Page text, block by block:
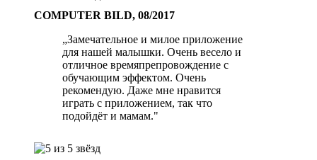
COMPUTER BILD, 08/2017
„Замечательное и милое приложение
для нашей малышки. Очень весело и
отличное времяпрепровождение с
обучающим эффектом. Очень
рекомендую. Даже мне нравится
играть с приложением, так что
подойдёт и мамам."